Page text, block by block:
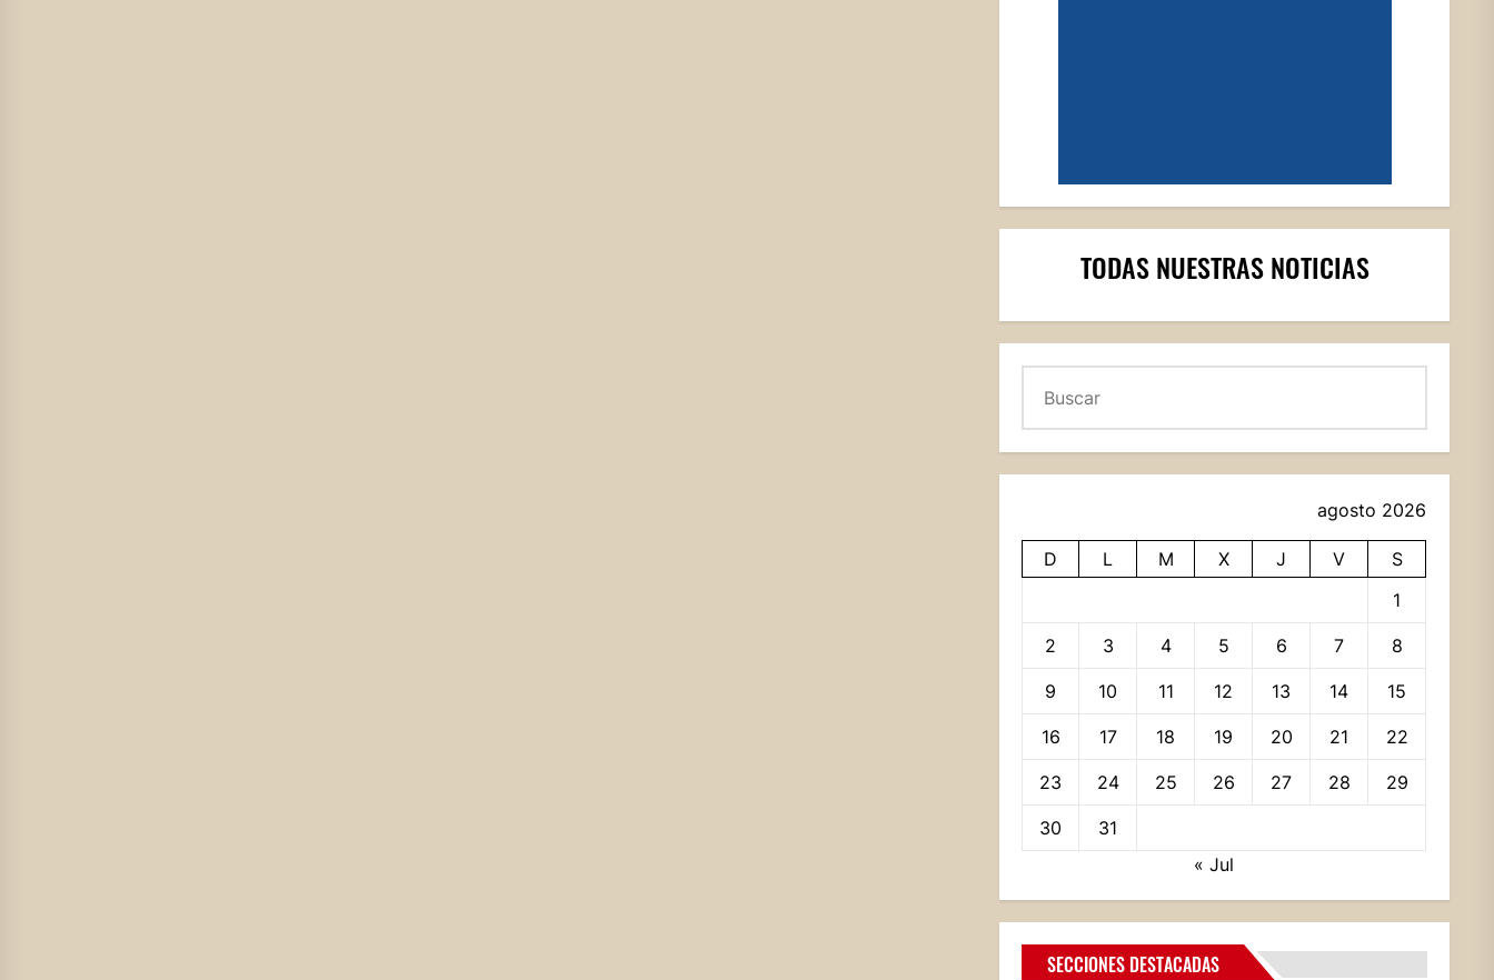
TODAS NUESTRAS NOTICIAS
agosto 2026
D L M X J V
S
1
2 3 4 5 6 7 8
9 10 11 12 13 14 15
16 17 18 19 20 21 22
23 24 25 26 27 28 29
30
31
« Jul
SECCIONES DESTACADAS